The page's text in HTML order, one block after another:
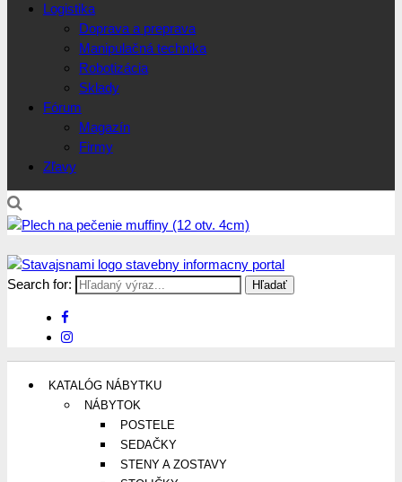
Logistika
Doprava a preprava
Manipulačná technika
Robotizácia
Sklady
Fórum
Magazín
Firmy
Zľavy
Stavajsnami.sk
Stavebníctvo, stavby, byty, domy a všetko o nich
Search for:
KATALÓG NÁBYTKU
NÁBYTOK
POSTELE
SEDAČKY
STENY A ZOSTAVY